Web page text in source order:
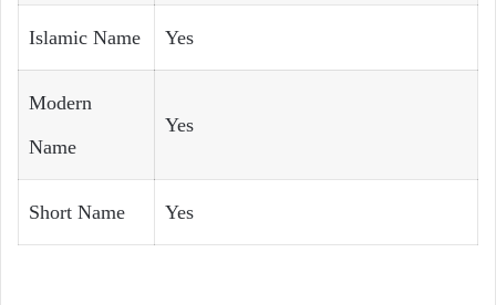
Islamic Name Yes
Modern
Name
Yes
Short Name Yes